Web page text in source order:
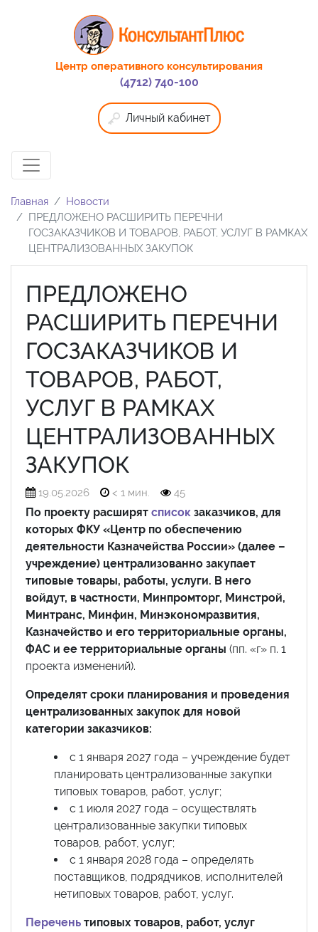
Центр оперативного консультирования
(4712) 740-100
Личный кабинет
Главная
Новости
ПРЕДЛОЖЕНО РАСШИРИТЬ ПЕРЕЧНИ
ГОСЗАКАЗЧИКОВ И ТОВАРОВ, РАБОТ, УСЛУГ В РАМКАХ
ЦЕНТРАЛИЗОВАННЫХ ЗАКУПОК
ПРЕДЛОЖЕНО
РАСШИРИТЬ ПЕРЕЧНИ
ГОСЗАКАЗЧИКОВ И
ТОВАРОВ, РАБОТ,
УСЛУГ В РАМКАХ
ЦЕНТРАЛИЗОВАННЫХ
ЗАКУПОК
19.05.2026 < 1 мин. 45
По проекту расширят список заказчиков, для
которых ФКУ «Центр по обеспечению
деятельности Казначейства России» (далее –
учреждение) централизованно закупает
типовые товары, работы, услуги. В него
войдут, в частности, Минпромторг, Минстрой,
Минтранс, Минфин, Минэкономразвития,
Казначейство и его территориальные органы,
ФАС и ее территориальные органы (пп. «г» п. 1
проекта изменений).
Определят сроки планирования и проведения
централизованных закупок для новой
категории заказчиков:
с 1 января 2027 года – учреждение будет
планировать централизованные закупки
типовых товаров, работ, услуг;
с 1 июля 2027 года – осуществлять
централизованные закупки типовых
товаров, работ, услуг;
с 1 января 2028 года – определять
поставщиков, подрядчиков, исполнителей
нетиповых товаров, работ, услуг.
Перечень типовых товаров, работ, услуг